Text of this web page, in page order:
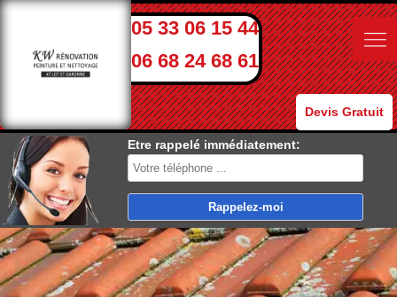
05 33 06 15 44
06 68 24 68 61
Devis Gratuit
Etre rappelé immédiatement: